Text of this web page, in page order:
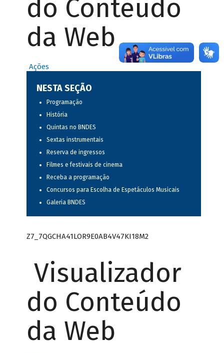
do Conteúdo
da Web
Ações
NESTA SEÇÃO
Programação
História
Quintas no BNDES
Sextas instrumentais
Reserva de ingressos
Filmes e festivais de cinema
Receba a programação
Concursos para Escolha de Espetáculos Musicais
Galeria BNDES
Z7_7QGCHA41LOR9E0AB4V47KI18M2
Visualizador
do Conteúdo
da Web